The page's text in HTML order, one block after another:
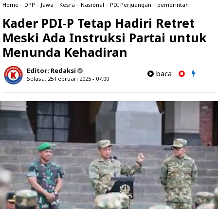
Home » DPP » Jawa » Kesra » Nasional » PDI Perjuangan » pemerintah
Kader PDI-P Tetap Hadiri Retret
Meski Ada Instruksi Partai untuk
Menunda Kehadiran
Editor: Redaksi
Selasa, 25 Februari 2025 - 07.00
baca